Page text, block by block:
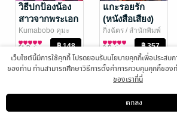
พีท_สุวพิชญ์
พัฒนาตนเอง
10 Rating
นิยายโรมานซ์
32 Rating
วิธีปกป้องน้อง
สาวจากพระเอก
ธงแดง เล่ม 2
(เล่มจบ)
Kumabobo คุมะ
นิยายวาย Boy
Love / Yaoi
51 Rating
แกะรอยรัก
(หนังสือเสียง)
กิ่งฉัตร / สำนักพิมพ์
ลูกองุ่น
นิยายรัก
3 Rating
ดาวน์โหลดแอป
เว็บไซต์นี้มีการใช้คุกกี้ โปรดยอมรับนโยบายคุกกี้เพื่อประสบ
ของท่าน ท่านสามารถศึกษาวิธีการตั้งค่าการควบคุมคุกกี้ของ
ของเราที่นี่
ตกลง